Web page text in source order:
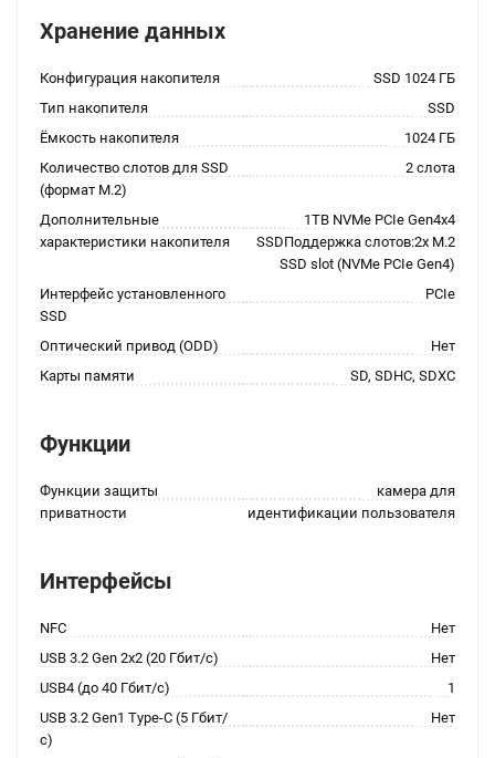
Хранение данных
Конфигурация накопителя
SSD 1024 ГБ
Тип накопителя
SSD
Ёмкость накопителя
1024 ГБ
Количество слотов для SSD
(формат M.2)
2 слота
Дополнительные
характеристики накопителя
1TB NVMe PCIe Gen4x4
SSDПоддержка слотов:2x M.2
SSD slot (NVMe PCIe Gen4)
Интерфейс установленного
SSD
PCIe
Оптический привод (ODD)
Нет
Карты памяти
SD, SDHC, SDXC
Функции
Функции защиты
приватности
камера для
идентификации пользователя
Интерфейсы
NFC
Нет
USB 3.2 Gen 2x2 (20 Гбит/с)
Нет
USB4 (до 40 Гбит/с)
1
USB 3.2 Gen1 Type-C (5 Гбит/
с)
Нет